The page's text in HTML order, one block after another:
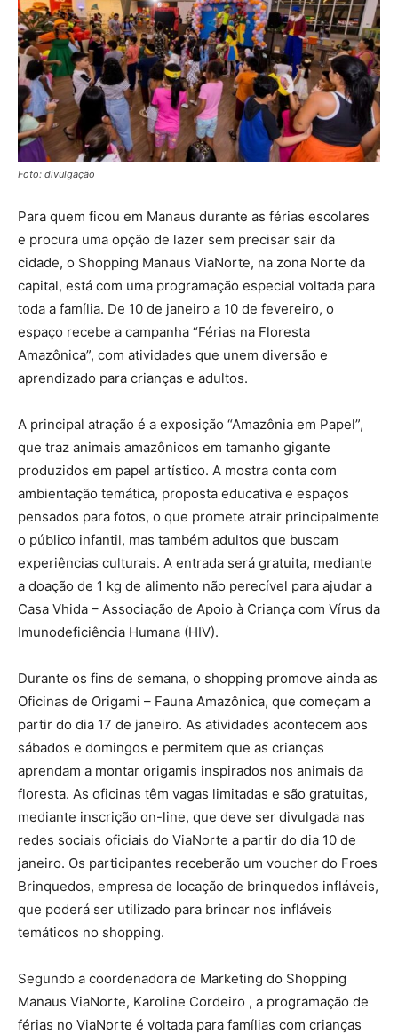
Foto: divulgação
Para quem ficou em Manaus durante as férias escolares
e procura uma opção de lazer sem precisar sair da
cidade, o Shopping Manaus ViaNorte, na zona Norte da
capital, está com uma programação especial voltada para
toda a família. De 10 de janeiro a 10 de fevereiro, o
espaço recebe a campanha “Férias na Floresta
Amazônica”, com atividades que unem diversão e
aprendizado para crianças e adultos.
A principal atração é a exposição “Amazônia em Papel”,
que traz animais amazônicos em tamanho gigante
produzidos em papel artístico. A mostra conta com
ambientação temática, proposta educativa e espaços
pensados para fotos, o que promete atrair principalmente
o público infantil, mas também adultos que buscam
experiências culturais. A entrada será gratuita, mediante
a doação de 1 kg de alimento não perecível para ajudar a
Casa Vhida – Associação de Apoio à Criança com Vírus da
Imunodeficiência Humana (HIV).
Durante os fins de semana, o shopping promove ainda as
Oficinas de Origami – Fauna Amazônica, que começam a
partir do dia 17 de janeiro. As atividades acontecem aos
sábados e domingos e permitem que as crianças
aprendam a montar origamis inspirados nos animais da
floresta. As oficinas têm vagas limitadas e são gratuitas,
mediante inscrição on-line, que deve ser divulgada nas
redes sociais oficiais do ViaNorte a partir do dia 10 de
janeiro. Os participantes receberão um voucher do Froes
Brinquedos, empresa de locação de brinquedos infláveis,
que poderá ser utilizado para brincar nos infláveis
temáticos no shopping.
Segundo a coordenadora de Marketing do Shopping
Manaus ViaNorte, Karoline Cordeiro , a programação de
férias no ViaNorte é voltada para famílias com crianças